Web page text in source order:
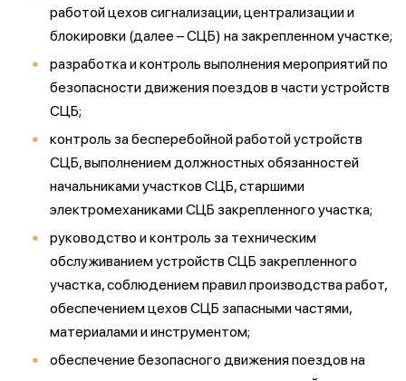
работой цехов сигнализации, централизации и
блокировки (далее – СЦБ) на закрепленном участке;
разработка и контроль выполнения мероприятий по
безопасности движения поездов в части устройств
СЦБ;
контроль за бесперебойной работой устройств
СЦБ, выполнением должностных обязанностей
начальниками участков СЦБ, старшими
электромеханиками СЦБ закрепленного участка;
руководство и контроль за техническим
обслуживанием устройств СЦБ закрепленного
участка, соблюдением правил производства работ,
обеспечением цехов СЦБ запасными частями,
материалами и инструментом;
обеспечение безопасного движения поездов на